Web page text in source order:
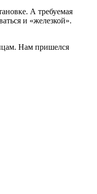
А требуемая
и «железкой».
Нам пришелся